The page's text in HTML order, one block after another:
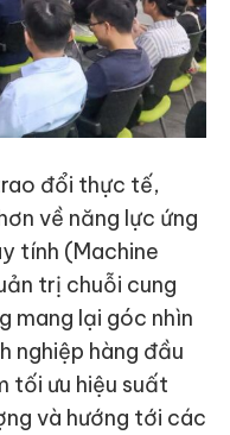
đổi thực tế,
về năng lực ứng
tính (Machine
trị chuỗi cung
mang lại góc nhìn
nghiệp hàng đầu
tối ưu hiệu suất
và hướng tới các